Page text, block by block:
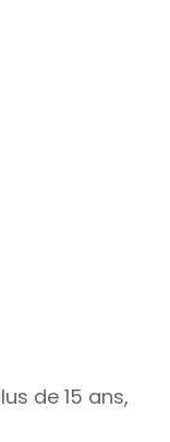
de 15 ans,